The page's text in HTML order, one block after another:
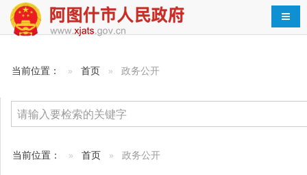
导航
当前位置： 首页 政务公开
当前位置： 首页 政务公开